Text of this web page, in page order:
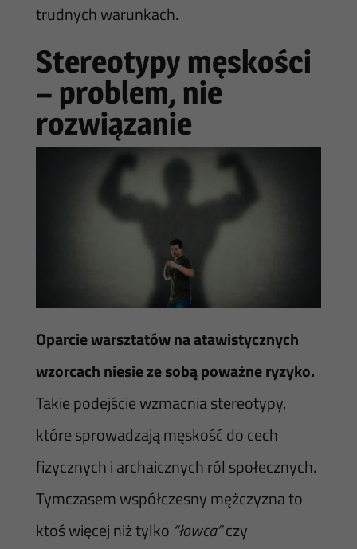
trudnych warunkach.
Stereotypy męskości
– problem, nie
rozwiązanie
Oparcie warsztatów na atawistycznych
wzorcach niesie ze sobą poważne ryzyko.
Takie podejście wzmacnia stereotypy,
które sprowadzają męskość do cech
fizycznych i archaicznych ról społecznych.
Tymczasem współczesny mężczyzna to
ktoś więcej niż tylko “łowca”czy